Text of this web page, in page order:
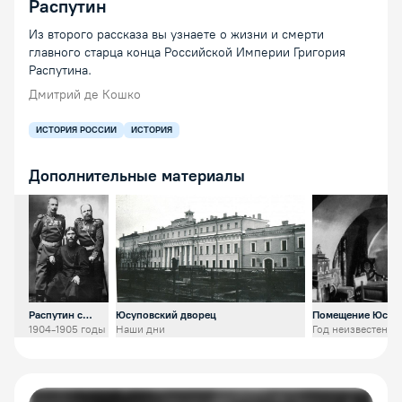
Распутин
Из второго рассказа вы узнаете о жизни и смерти
главного старца конца Российской Империи Григория
Распутина.
Дмитрий де Кошко
ИСТОРИЯ РОССИИ ИСТОРИЯ
Дополнительные материалы
Открыть предпросмотр изображения
Распутин с
генерал-
Ломаном
(слева)
1904-1905 годы
Открыть предпросмотр изображения
Юсуповский дворец
Наши дни
Открыть
Помещение
дворца
Год неизвестен